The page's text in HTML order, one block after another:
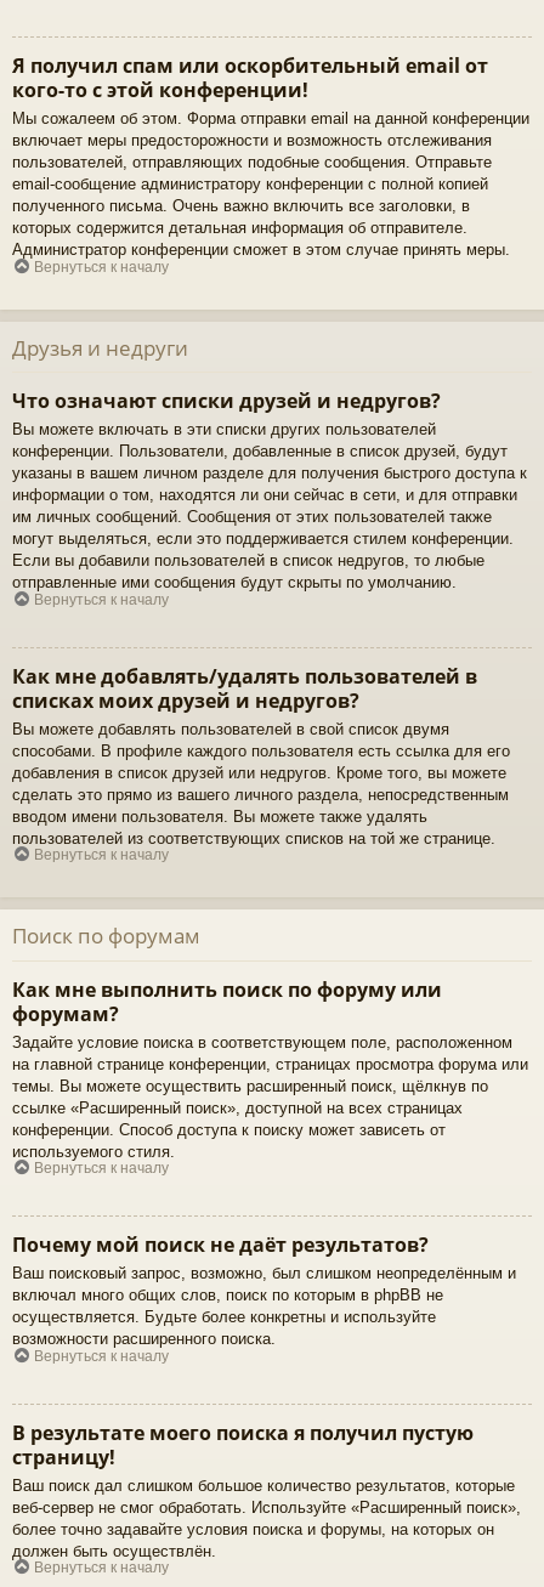
Я получил спам или оскорбительный email от
кого-то с этой конференции!
Мы сожалеем об этом. Форма отправки email на данной конференции
включает меры предосторожности и возможность отслеживания
пользователей, отправляющих подобные сообщения. Отправьте
email-сообщение администратору конференции с полной копией
полученного письма. Очень важно включить все заголовки, в
которых содержится детальная информация об отправителе.
Администратор конференции сможет в этом случае принять меры.
Вернуться к началу
Друзья и недруги
Что означают списки друзей и недругов?
Вы можете включать в эти списки других пользователей
конференции. Пользователи, добавленные в список друзей, будут
указаны в вашем личном разделе для получения быстрого доступа к
информации о том, находятся ли они сейчас в сети, и для отправки
им личных сообщений. Сообщения от этих пользователей также
могут выделяться, если это поддерживается стилем конференции.
Если вы добавили пользователей в список недругов, то любые
отправленные ими сообщения будут скрыты по умолчанию.
Вернуться к началу
Как мне добавлять/удалять пользователей в
списках моих друзей и недругов?
Вы можете добавлять пользователей в свой список двумя
способами. В профиле каждого пользователя есть ссылка для его
добавления в список друзей или недругов. Кроме того, вы можете
сделать это прямо из вашего личного раздела, непосредственным
вводом имени пользователя. Вы можете также удалять
пользователей из соответствующих списков на той же странице.
Вернуться к началу
Поиск по форумам
Как мне выполнить поиск по форуму или
форумам?
Задайте условие поиска в соответствующем поле, расположенном
на главной странице конференции, страницах просмотра форума или
темы. Вы можете осуществить расширенный поиск, щёлкнув по
ссылке «Расширенный поиск», доступной на всех страницах
конференции. Способ доступа к поиску может зависеть от
используемого стиля.
Вернуться к началу
Почему мой поиск не даёт результатов?
Ваш поисковый запрос, возможно, был слишком неопределённым и
включал много общих слов, поиск по которым в phpBB не
осуществляется. Будьте более конкретны и используйте
возможности расширенного поиска.
Вернуться к началу
В результате моего поиска я получил пустую
страницу!
Ваш поиск дал слишком большое количество результатов, которые
веб-сервер не смог обработать. Используйте «Расширенный поиск»,
более точно задавайте условия поиска и форумы, на которых он
должен быть осуществлён.
Вернуться к началу